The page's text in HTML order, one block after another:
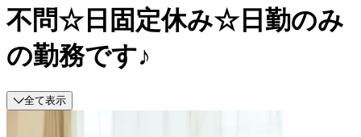
不問☆日固定休み☆日勤のみ
の勤務です♪
全て表示